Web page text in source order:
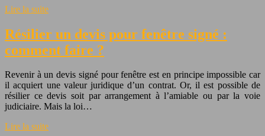
Lire la suite
Résilier un devis pour fenêtre signé :
comment faire ?
Revenir à un devis signé pour fenêtre est en principe impossible car
il acquiert une valeur juridique d’un contrat. Or, il est possible de
résilier ce devis soit par arrangement à l’amiable ou par la voie
judiciaire. Mais la loi…
Lire la suite